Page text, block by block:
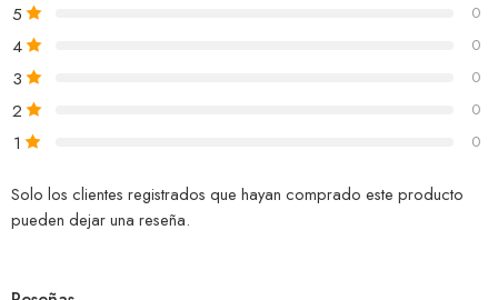
5 0
4 0
3 0
2 0
1 0
Solo los clientes registrados que hayan comprado este producto
pueden dejar una reseña.